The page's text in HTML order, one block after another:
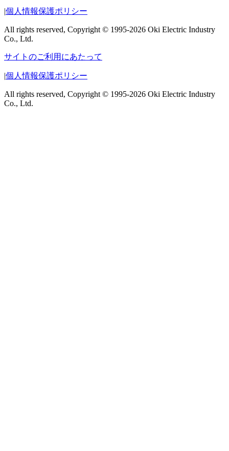
|個人情報保護ポリシー
All rights reserved, Copyright © 1995-2026 Oki Electric Industry
Co., Ltd.
サイトのご利用にあたって
|個人情報保護ポリシー
All rights reserved, Copyright © 1995-2026 Oki Electric Industry
Co., Ltd.